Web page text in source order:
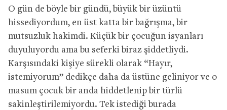
O gün de böyle bir gündü, büyük bir üzüntü
hissediyordum, en üst katta bir bağrışma, bir
mutsuzluk hakimdi. Küçük bir çocuğun isyanları
duyuluyordu ama bu seferki biraz şiddetliydi.
Karşısındaki kişiye sürekli olarak “Hayır,
istemiyorum” dedikçe daha da üstüne geliniyor ve o
masum çocuk bir anda hiddetlenip bir türlü
sakinleştirilemiyordu. Tek istediği burada